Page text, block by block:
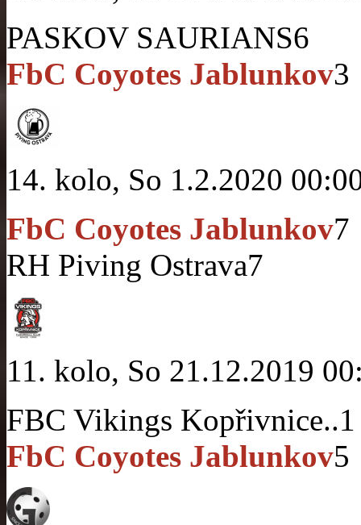
PASKOV SAURIANS6
FbC Coyotes Jablunkov3
14. kolo, So 1.2.2020
FbC Coyotes Jablunkov7
RH Piving Ostrava7
11. kolo, So 21.12.2019
FBC Vikings Kopřivnice..1
FbC Coyotes Jablunkov5